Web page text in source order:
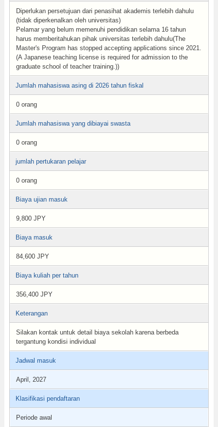
Diperlukan persetujuan dari penasihat akademis terlebih dahulu
(tidak diperkenalkan oleh universitas)
Pelamar yang belum memenuhi pendidikan selama 16 tahun
harus memberitahukan pihak universitas terlebih dahulu(The
Master's Program has stopped accepting applications since 2021.
(A Japanese teaching license is required for admission to the
graduate school of teacher training.))
Jumlah mahasiswa asing di 2026 tahun fiskal
0 orang
Jumlah mahasiswa yang dibiayai swasta
0 orang
jumlah pertukaran pelajar
0 orang
Biaya ujian masuk
9,800 JPY
Biaya masuk
84,600 JPY
Biaya kuliah per tahun
356,400 JPY
Keterangan
Silakan kontak untuk detail biaya sekolah karena berbeda
tergantung kondisi individual
Jadwal masuk
April, 2027
Klasifikasi pendaftaran
Periode awal